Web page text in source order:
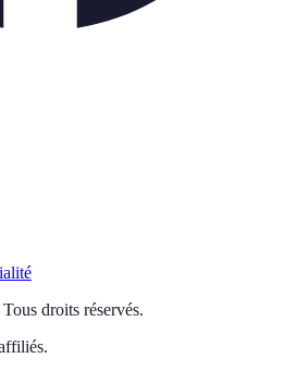
Tous droits réservés.